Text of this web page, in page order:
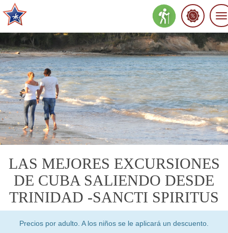
LAS MEJORES EXCURSIONES
DE CUBA SALIENDO DESDE
TRINIDAD -SANCTI SPIRITUS
Precios por adulto. A los niños se le aplicará un descuento.